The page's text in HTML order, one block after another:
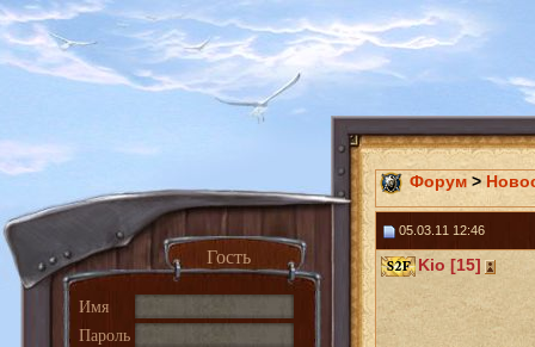
Гость
Имя
Пароль
Форум >
05.03.11 12:46
Kio [15]